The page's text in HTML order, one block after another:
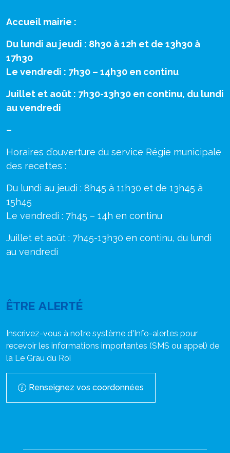
Accueil mairie :
Du lundi au jeudi : 8h30 à 12h et de 13h30 à
17h30
Le vendredi : 7h30 – 14h30 en continu
Juillet et août : 7h30-13h30 en continu, du lundi
au vendredi
–
Horaires d’ouverture du service Régie municipale
des recettes :
Du lundi au jeudi : 8h45 à 11h30 et de 13h45 à
15h45
Le vendredi : 7h45 – 14h en continu
Juillet et août : 7h45-13h30 en continu, du lundi
au vendredi
ÊTRE ALERTÉ
Inscrivez-vous à notre système d'Info-alertes pour
recevoir les informations importantes (SMS ou appel) de
la Le Grau du Roi
Renseignez vos coordonnées